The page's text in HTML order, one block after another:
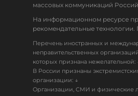
массовых коммуникаций
На информационном ресурсе
рекомендательные
Перечень иностранных и
неправительственных
которых признана нежелательной:
В России признаны
организации: ↓
Организации, СМИ и физические